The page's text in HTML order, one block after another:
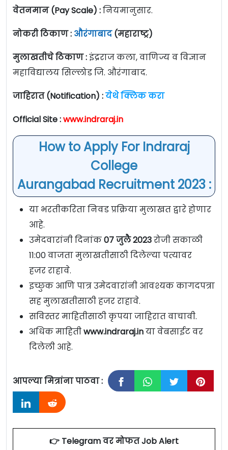
वेतनमान (Pay Scale) :नियमानुसार.
नोकरी ठिकाण : औरंगाबाद(महाराष्ट्र)
मुलाखतीचे ठिकाण :इंद्रराज कला, वाणिज्य व विज्ञान
महाविद्यालय सिल्लोड जि. औरंगाबाद.
जाहिरात (Notification) :येथे क्लिक करा
Official Site :www.indraraj.in
How to Apply For Indraraj
College
Aurangabad Recruitment 2023 :
या भरतीकरिता निवड प्रक्रिया मुलाखत द्वारे होणार
आहे.
उमेदवारांनी दिनांक07 जुलै 2023रोजी सकाळी
11:00 वाजता मुलाखतीसाठी दिलेल्या पत्यावर
हजर राहावे.
इच्छुक आणि पात्र उमेदवारांनी आवश्यक कागदपत्रा
सह मुलाखतीसाठी हजर राहावे.
सविस्तर माहितीसाठी कृपया जाहिरात वाचावी.
अधिक माहितीwww.indraraj.inया वेबसाईट वर
दिलेली आहे.
आपल्या मित्रांना पाठवा :
👉 Telegram वर मोफत Job Alert